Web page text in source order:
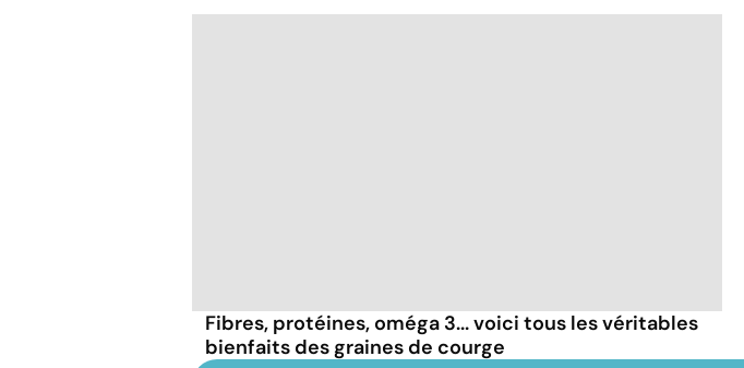
Fibres, protéines, oméga 3... voici tous les véritables
bienfaits des graines de courge